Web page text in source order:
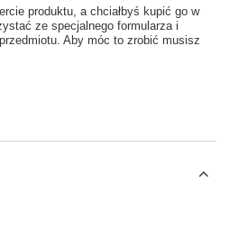
produktu, a chciałbyś kupić go w
ze specjalnego formularza i
Aby móc to zrobić musisz